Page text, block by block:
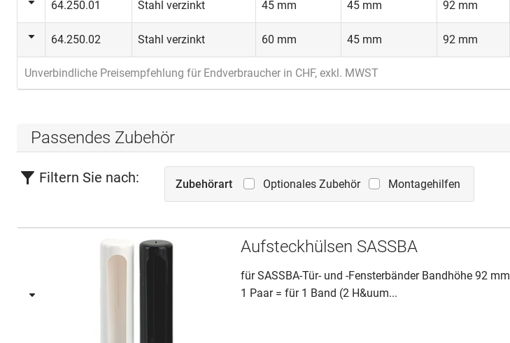
64.250.01 Stahl verzinkt 45 mm 45 mm 92 mm
64.250.02 Stahl verzinkt 60 mm 45 mm 92 mm
Unverbindliche Preisempfehlung für Endverbraucher in CHF, exkl. MWST
Passendes Zubehör
Filtern Sie nach: Zubehörart Optionales Zubehör Montagehilfen
Aufsteckhülsen SASSBA
für SASSBA-Tür- und -Fensterbänder Bandhöhe 92 mm
1 Paar = für 1 Band (2 H&uum...